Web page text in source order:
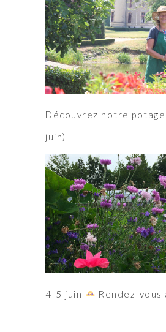
Découvrez notre
juin)
4-5 juin Rendez-vous